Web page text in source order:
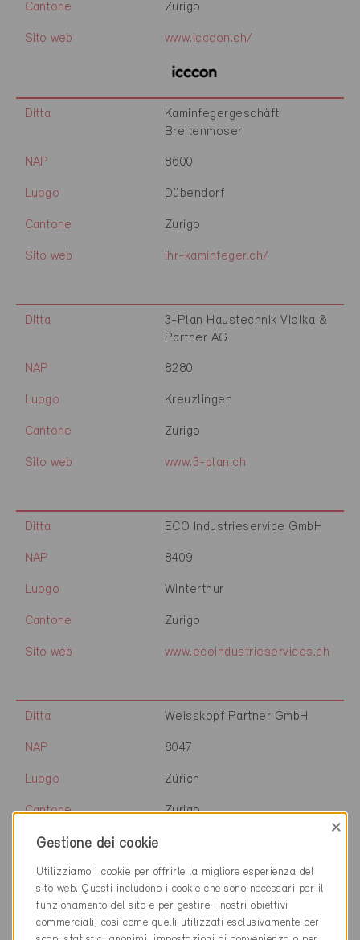
Cantone Zurigo
Sito web www.icccon.ch/
Ditta
Kaminfegergeschäft
Breitenmoser
NAP 8600
Luogo Dübendorf
Cantone Zurigo
Sito web ihr-kaminfeger.ch/
Ditta
3-Plan Haustechnik Violka &
Partner AG
NAP 8280
Luogo Kreuzlingen
Cantone Zurigo
Sito web www.3-plan.ch
Ditta ECO Industrieservice GmbH
NAP 8409
Luogo Winterthur
Cantone Zurigo
Sito web www.ecoindustrieservices.ch
Ditta Weisskopf Partner GmbH
NAP 8047
Luogo Zürich
Cantone Zurigo
Sito web
Ditta Luftikus Anstalt
Gestione dei cookie
×
Utilizziamo i cookie per offrirle la migliore esperienza del
sito web. Questi includono i cookie che sono necessari per il
funzionamento del sito e per gestire i nostri obiettivi
commerciali, così come quelli utilizzati esclusivamente per